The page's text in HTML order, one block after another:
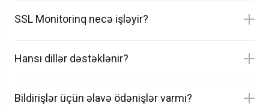
SSL Monitorinq necə işləyir?
Hansı dillər dəstəklənir?
Bildirişlər üçün əlavə ödənişlər varmı?